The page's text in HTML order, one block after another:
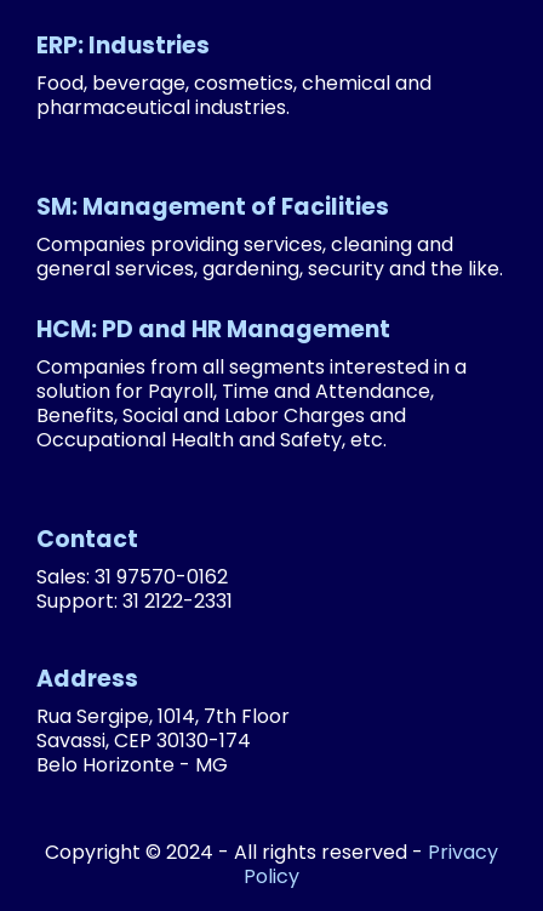
ERP: Industries
Food, beverage, cosmetics, chemical and
pharmaceutical industries.
SM: Management of Facilities
Companies providing services, cleaning and
general services, gardening, security and the like.
HCM: PD and HR Management
Companies from all segments interested in a
solution for Payroll, Time and Attendance,
Benefits, Social and Labor Charges and
Occupational Health and Safety, etc.
Contact
Sales: 31 97570-0162
Support: 31 2122-2331
Address
Rua Sergipe, 1014, 7th Floor
Savassi, CEP 30130-174
Belo Horizonte - MG
Copyright © 2024 - All rights reserved - Privacy
Policy